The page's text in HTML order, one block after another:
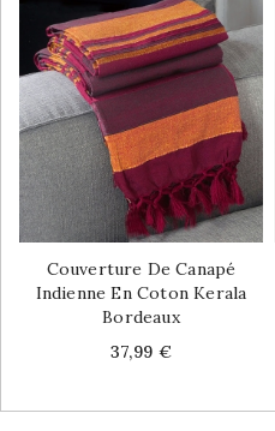
Couverture De Canapé
Indienne En Coton Kerala
Bordeaux
Price
37,99 €